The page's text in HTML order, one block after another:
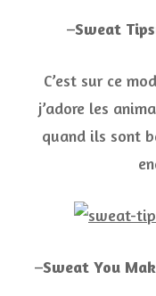
–Sweat
C’est sur ce
j’adore les
quand ils sont
–Sweat You